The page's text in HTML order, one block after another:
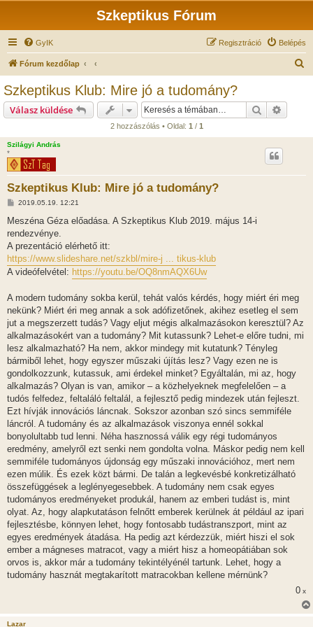
Szkeptikus Fórum
GyIK Belépés
Regisztráció
Fórum kezdőlap
Szkeptikus Klub: Mire jó a tudomány?
Válasz küldése Keresés
2 hozzászólás • Oldal: 1 / 1
Szilágyi András
*
Szkeptikus Klub: Mire jó a tudomány?
H
z
á
s
z
ó
l
á
2019.05.19. 12:21
Meszéna Géza előadása. A Szkeptikus Klub 2019. május 14-i
rendezvénye.
A prezentáció elérhető itt:
https://www.slideshare.net/szkbl/mire-j ... tikus-klub
A videófelvétel: https://youtu.be/OQ8nmAQX6Uw
A modern tudomány sokba kerül, tehát valós kérdés, hogy miért éri meg
nekünk? Miért éri meg annak a sok adófizetőnek, akihez esetleg el sem
jut a megszerzett tudás? Vagy eljut mégis alkalmazásokon keresztül? Az
alkalmazásokért van a tudomány? Mit kutassunk? Lehet-e előre tudni, mi
lesz alkalmazható? Ha nem, akkor mindegy mit kutatunk? Tényleg
bármiből lehet, hogy egyszer műszaki újítás lesz? Vagy ezen ne is
gondolkozzunk, kutassuk, ami érdekel minket? Egyáltalán, mi az, hogy
alkalmazás? Olyan is van, amikor – a közhelyeknek megfelelően – a
tudós felfedez, feltaláló feltalál, a fejlesztő pedig mindezek után fejleszt.
Ezt hívják innovációs láncnak. Sokszor azonban szó sincs semmiféle
láncról. A tudomány és az alkalmazások viszonya ennél sokkal
bonyolultabb tud lenni. Néha hasznossá válik egy régi tudományos
eredmény, amelyről ezt senki nem gondolta volna. Máskor pedig nem kell
semmiféle tudományos újdonság egy műszaki innovációhoz, mert nem
ezen múlik. És ezek közt bármi. De talán a legkevésbé konkretizálható
összefüggések a leglényegesebbek. A tudomány nem csak egyes
tudományos eredményeket produkál, hanem az emberi tudást is, mint
olyat. Az, hogy alapkutatáson felnőtt emberek kerülnek át például az ipari
fejlesztésbe, könnyen lehet, hogy fontosabb tudástranszport, mint az
egyes eredmények átadása. Ha pedig azt kérdezzük, miért hiszi el sok
ember a mágneses matracot, vagy a miért hisz a homeopátiában sok
orvos is, akkor már a tudomány tekintélyénél tartunk. Lehet, hogy a
tudomány hasznát megtakarított matracokban kellene mérnünk?
0 x
Lazar